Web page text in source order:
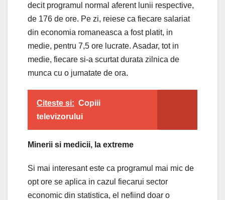
decit programul normal aferent lunii respective,
de 176 de ore. Pe zi, reiese ca fiecare salariat
din economia romaneasca a fost platit, in
medie, pentru 7,5 ore lucrate. Asadar, tot in
medie, fiecare si-a scurtat durata zilnica de
munca cu o jumatate de ora.
Citeste si: Copiii
televizorului
Minerii si medicii, la extreme
Si mai interesant este ca programul mai mic de
opt ore se aplica in cazul fiecarui sector
economic din statistica, el nefiind doar o